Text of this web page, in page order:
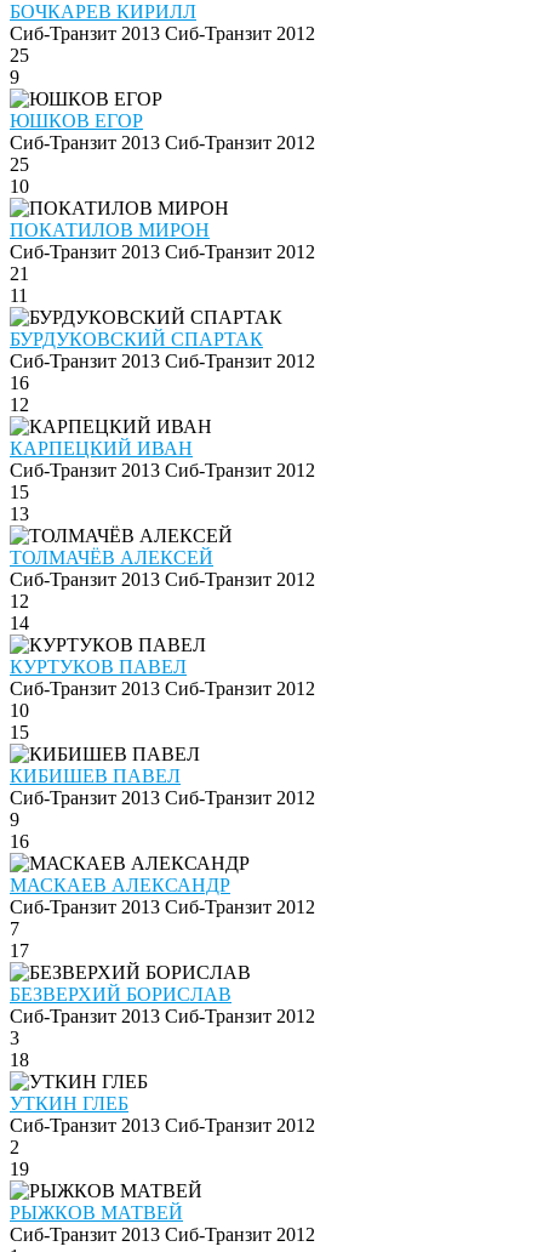
БОЧКАРЕВ КИРИЛЛ
Сиб-Транзит 2013 Сиб-Транзит 2012
25
9
ЮШКОВ ЕГОР
Сиб-Транзит 2013 Сиб-Транзит 2012
25
10
ПОКАТИЛОВ МИРОН
Сиб-Транзит 2013 Сиб-Транзит 2012
21
11
БУРДУКОВСКИЙ СПАРТАК
Сиб-Транзит 2013 Сиб-Транзит 2012
16
12
КАРПЕЦКИЙ ИВАН
Сиб-Транзит 2013 Сиб-Транзит 2012
15
13
ТОЛМАЧЁВ АЛЕКСЕЙ
Сиб-Транзит 2013 Сиб-Транзит 2012
12
14
КУРТУКОВ ПАВЕЛ
Сиб-Транзит 2013 Сиб-Транзит 2012
10
15
КИБИШЕВ ПАВЕЛ
Сиб-Транзит 2013 Сиб-Транзит 2012
9
16
МАСКАЕВ АЛЕКСАНДР
Сиб-Транзит 2013 Сиб-Транзит 2012
7
17
БЕЗВЕРХИЙ БОРИСЛАВ
Сиб-Транзит 2013 Сиб-Транзит 2012
3
18
УТКИН ГЛЕБ
Сиб-Транзит 2013 Сиб-Транзит 2012
2
19
РЫЖКОВ МАТВЕЙ
Сиб-Транзит 2013 Сиб-Транзит 2012